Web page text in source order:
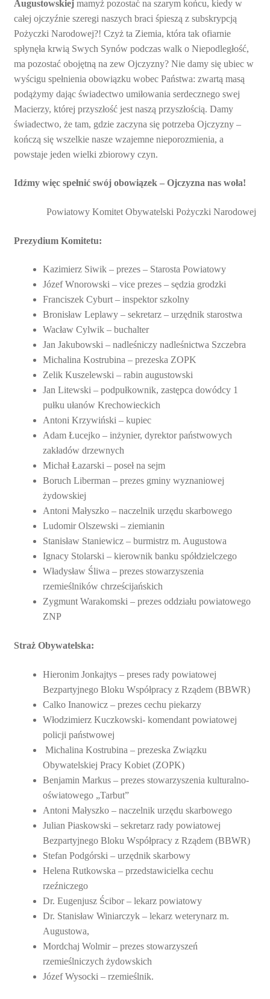
Augustowskiejmamyż pozostać na szarym końcu, kiedy w
całej ojczyźnie szeregi naszych braci śpieszą z subskrypcją
Pożyczki Narodowej?! Czyż ta Ziemia, która tak ofiarnie
spłynęła krwią Swych Synów podczas walk o Niepodległość,
ma pozostać obojętną na zew Ojczyzny? Nie damy się ubiec w
wyścigu spełnienia obowiązku wobec Państwa: zwartą masą
podążymy dając świadectwo umiłowania serdecznego swej
Macierzy, której przyszłość jest naszą przyszłością. Damy
świadectwo, że tam, gdzie zaczyna się potrzeba Ojczyzny –
kończą się wszelkie nasze wzajemne nieporozmienia, a
powstaje jeden wielki zbiorowy czyn.
Idźmy więc spełnić swój obowiązek – Ojczyzna nas woła!
Powiatowy Komitet Obywatelski Pożyczki Narodowej
Prezydium Komitetu:
Kazimierz Siwik – prezes – Starosta Powiatowy
Józef Wnorowski – vice prezes – sędzia grodzki
Franciszek Cyburt – inspektor szkolny
Bronisław Leplawy – sekretarz – urzędnik starostwa
Wacław Cylwik – buchalter
Jan Jakubowski – nadleśniczy nadleśnictwa Szczebra
Michalina Kostrubina – prezeska ZOPK
Zelik Kuszelewski – rabin augustowski
Jan Litewski – podpułkownik, zastępca dowódcy 1
pułku ułanów Krechowieckich
Antoni Krzywiński – kupiec
Adam Łucejko – inżynier, dyrektor państwowych
zakładów drzewnych
Michał Łazarski – poseł na sejm
Boruch Liberman – prezes gminy wyznaniowej
żydowskiej
Antoni Małyszko – naczelnik urzędu skarbowego
Ludomir Olszewski – ziemianin
Stanisław Staniewicz – burmistrz m. Augustowa
Ignacy Stolarski – kierownik banku spółdzielczego
Władysław Śliwa – prezes stowarzyszenia
rzemieślników chrześcijańskich
Zygmunt Warakomski – prezes oddziału powiatowego
ZNP
Straż Obywatelska:
Hieronim Jonkajtys – preses rady powiatowej
Bezpartyjnego Bloku Współpracy z Rządem (BBWR)
Calko Inanowicz – prezes cechu piekarzy
Włodzimierz Kuczkowski- komendant powiatowej
policji państwowej
Michalina Kostrubina – prezeska Związku
Obywatelskiej Pracy Kobiet (ZOPK)
Benjamin Markus – prezes stowarzyszenia kulturalno-
oświatowego „Tarbut”
Antoni Małyszko – naczelnik urzędu skarbowego
Julian Piaskowski – sekretarz rady powiatowej
Bezpartyjnego Bloku Współpracy z Rządem (BBWR)
Stefan Podgórski – urzędnik skarbowy
Helena Rutkowska – przedstawicielka cechu
rzeźniczego
Dr. Eugenjusz Ścibor – lekarz powiatowy
Dr. Stanisław Winiarczyk – lekarz weterynarz m.
Augustowa,
Mordchaj Wolmir – prezes stowarzyszeń
rzemieślniczych żydowskich
Józef Wysocki – rzemieślnik.